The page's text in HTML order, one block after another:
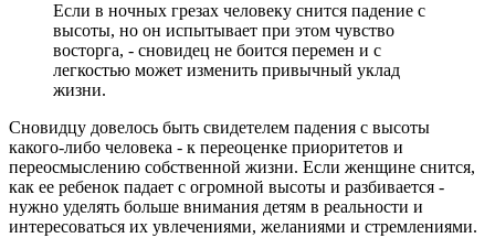
Если в ночных грезах человеку снится падение с
высоты, но он испытывает при этом чувство
восторга, - сновидец не боится перемен и с
легкостью может изменить привычный уклад
жизни.
Сновидцу довелось быть свидетелем падения с высоты
какого-либо человека - к переоценке приоритетов и
переосмыслению собственной жизни. Если женщине снится,
как ее ребенок падает с огромной высоты и разбивается -
нужно уделять больше внимания детям в реальности и
интересоваться их увлечениями, желаниями и стремлениями.